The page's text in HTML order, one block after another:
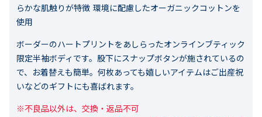
らかな肌触りが特徴 環境に配慮したオーガニックコットンを
使用
ボーダーのハートプリントをあしらったオンラインブティック
限定半袖ボディです。股下にスナップボタンが施されているの
で、お着替えも簡単。何枚あっても嬉しいアイテムはご出産祝
いなどのギフトにも喜ばれます。
※不良品以外は、交換・返品不可